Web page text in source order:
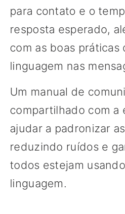
para contato e o
resposta esperado,
com as boas práticas
linguagem nas
Um manual de
compartilhado com a
ajudar a padronizar
reduzindo ruídos e
todos estejam
linguagem.